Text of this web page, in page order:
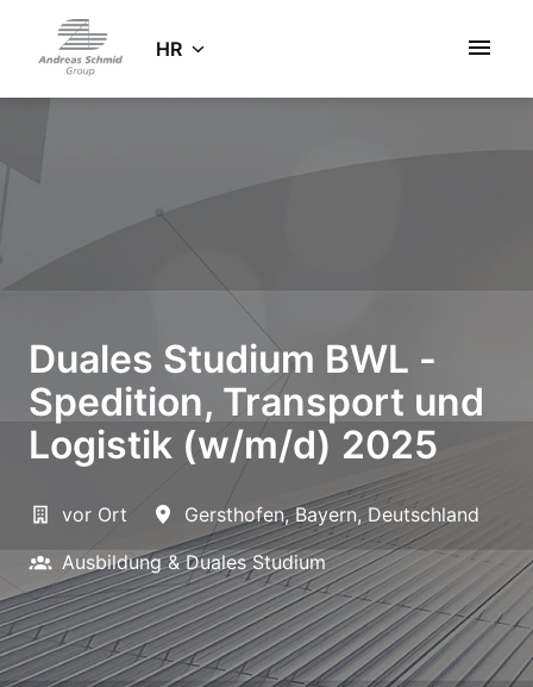
springenStartseite HR
Duales Studium BWL -
Spedition, Transport und
Logistik (w/m/d) 2025
vor Ort Gersthofen, Bayern, Deutschland
Ausbildung & Duales Studium